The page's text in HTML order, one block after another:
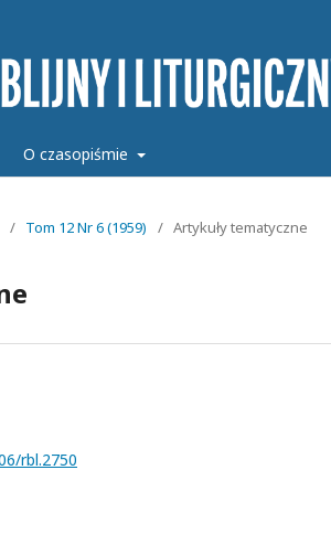
O czasopiśmie
/ Tom 12 Nr 6 (1959) / Artykuły tematyczne
rbl.2750